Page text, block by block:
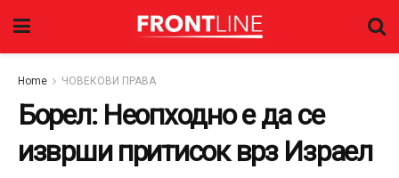
Home ЧОВЕКОВИ ПРАВА
Борел: Неопходно е да се
изврши притисок врз Израел